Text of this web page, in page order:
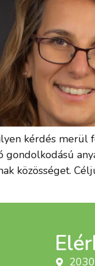
kérdés merül
gondolkodású
közösséget.